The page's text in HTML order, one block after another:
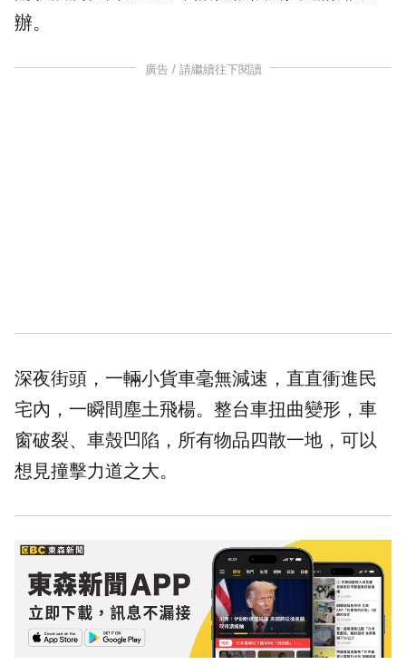
辦。
廣告 / 請繼續往下閱讀
深夜街頭，一輛小貨車毫無減速，直直衝進民
宅內，一瞬間塵土飛楊。整台車扭曲變形，車
窗破裂、車殼凹陷，所有物品四散一地，可以
想見撞擊力道之大。